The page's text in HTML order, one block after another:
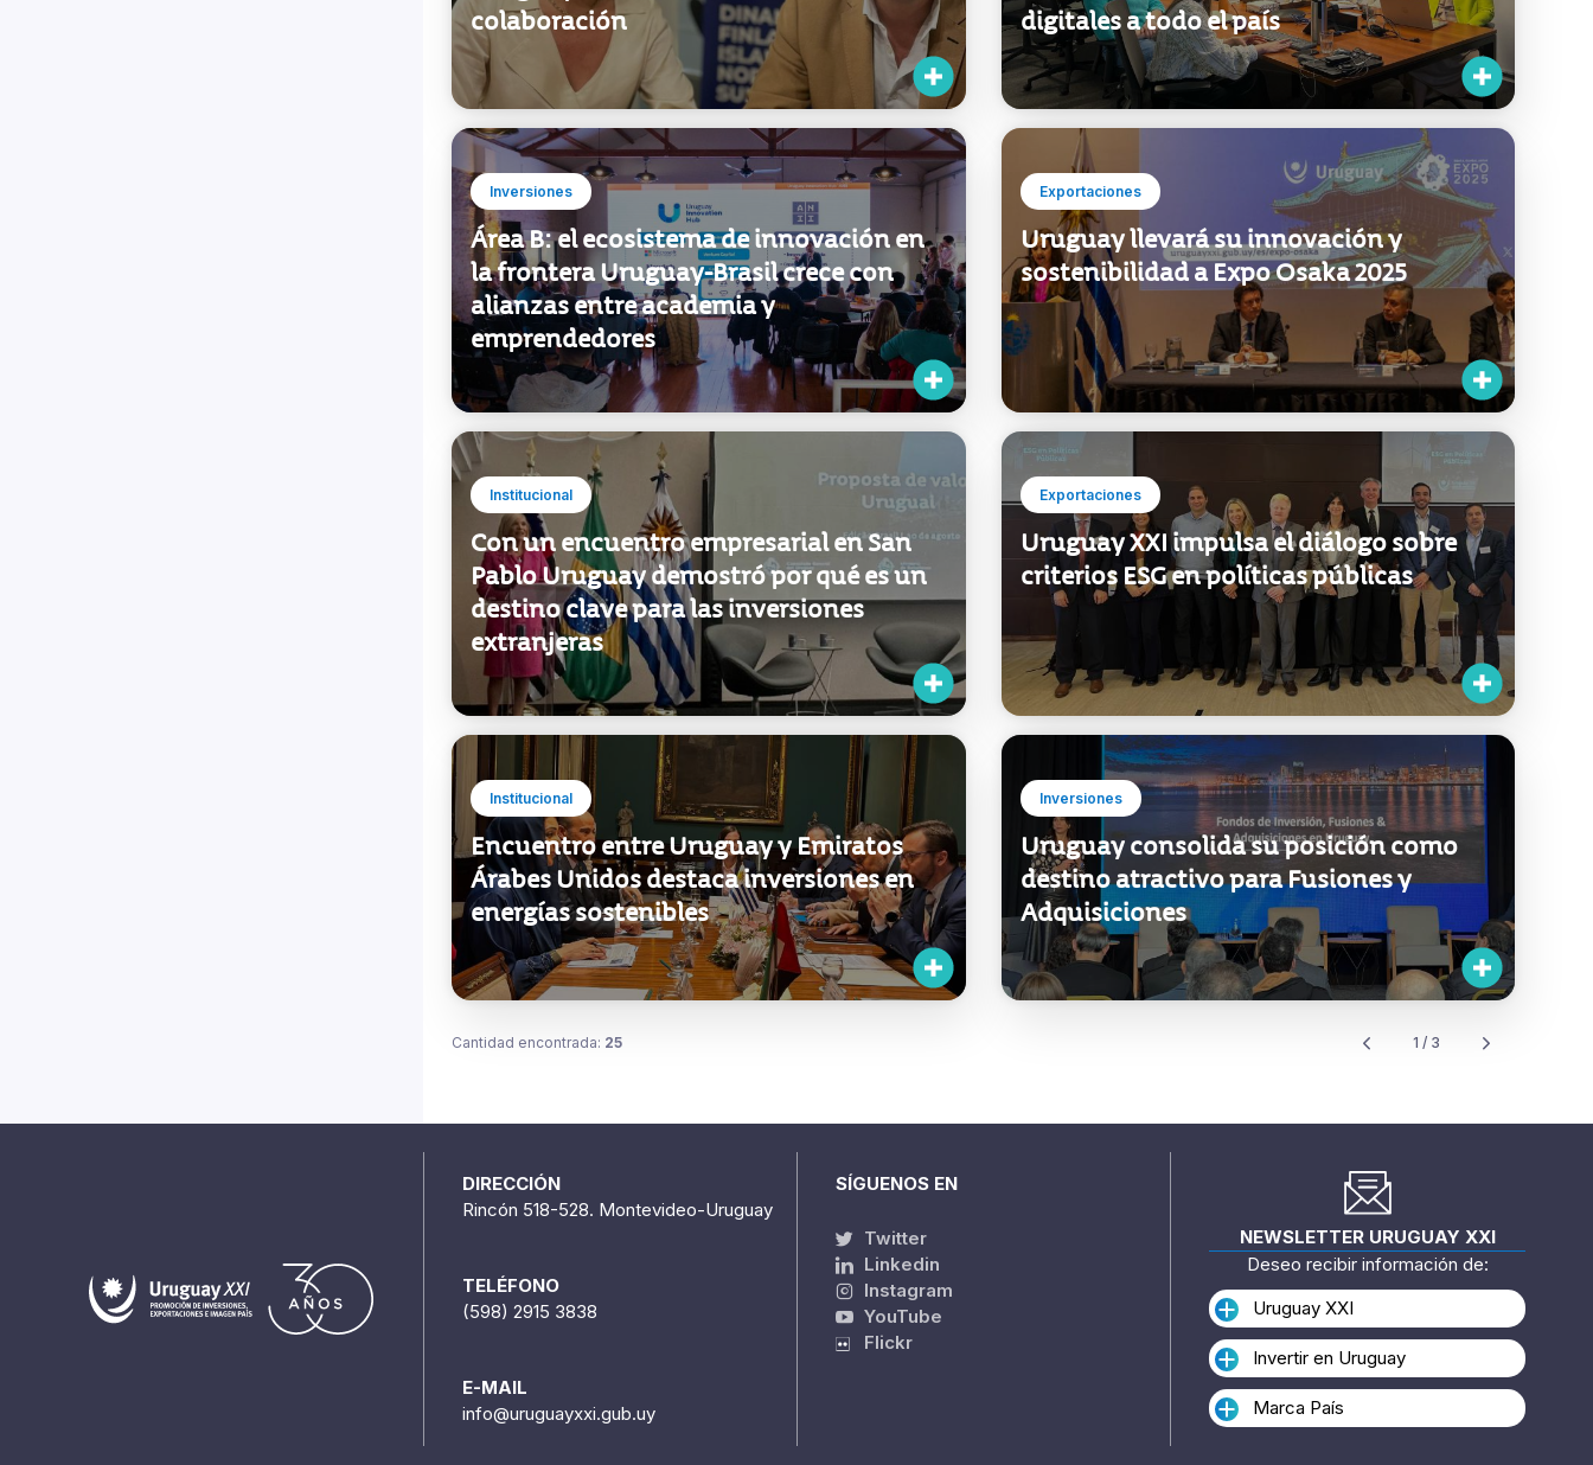
colaboración
digitales a todo el país
Inversiones
Área B: el ecosistema de innovación en
la frontera Uruguay-Brasil crece con
alianzas entre academia y
emprendedores
Exportaciones
Uruguay llevará su innovación y
sostenibilidad a Expo Osaka 2025
Institucional
Con un encuentro empresarial en San
Pablo Uruguay demostró por qué es un
destino clave para las inversiones
extranjeras
Exportaciones
Uruguay XXI impulsa el diálogo sobre
criterios ESG en políticas públicas
Institucional
Encuentro entre Uruguay y Emiratos
Árabes Unidos destaca inversiones en
energías sostenibles
Inversiones
Uruguay consolida su posición como
destino atractivo para Fusiones y
Adquisiciones
Cantidad encontrada: 25 1 / 3
DIRECCIÓN
Rincón 518-528. Montevideo-Uruguay
TELÉFONO
(598) 2915 3838
E-MAIL
info@uruguayxxi.gub.uy
SÍGUENOS EN
Twitter
Linkedin
Instagram
YouTube
Flickr
NEWSLETTER URUGUAY XXI
Deseo recibir información de:
Uruguay XXI
Invertir en Uruguay
Marca País